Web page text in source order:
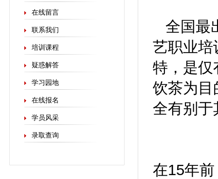
在线留言
联系我们
培训课程
疑惑解答
学习园地
在线报名
学员风采
录取查询
全国最
艺职业培
特，是仅
饮茶为目
全有别于
在15年